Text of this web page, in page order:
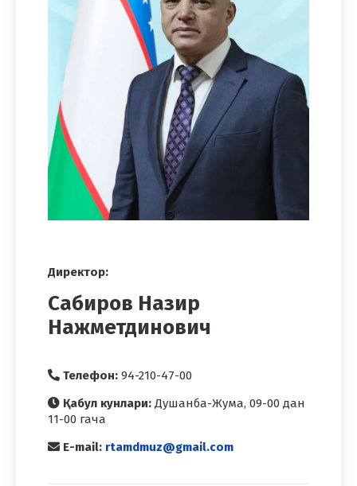
Директор:
Сабиров Назир
Нажметдинович
Телефон: 94-210-47-00
Қабул кунлари: Душанба-Жума, 09-00 дан
11-00 гача
E-mail: rtamdmuz@gmail.com